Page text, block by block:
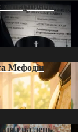
хто зупинив
Мефодія
на день